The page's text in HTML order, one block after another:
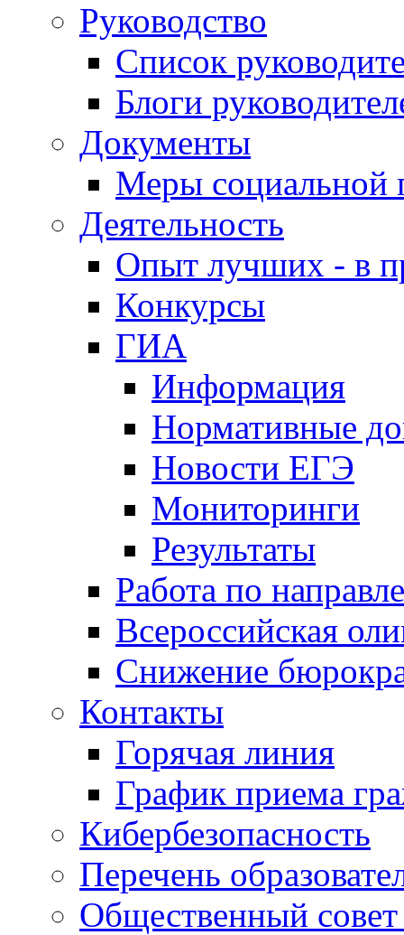
Руководство
Список
Блоги
Документы
Меры социальной
Деятельность
Опыт лучших - в
Конкурсы
ГИА
Информация
Нормативные
Новости ЕГЭ
Мониторинги
Результаты
Работа по
Всероссийская
Снижение
Контакты
Горячая линия
График приема
Кибербезопасность
Перечень
Общественный